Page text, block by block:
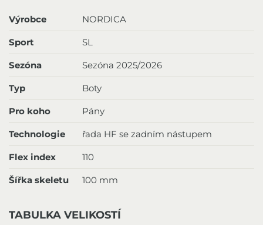
Výrobce NORDICA
Sport SL
Sezóna Sezóna 2025/2026
Typ Boty
Pro koho Pány
Technologie řada HF se zadním nástupem
Flex index 110
Šířka skeletu 100 mm
TABULKA VELIKOSTÍ